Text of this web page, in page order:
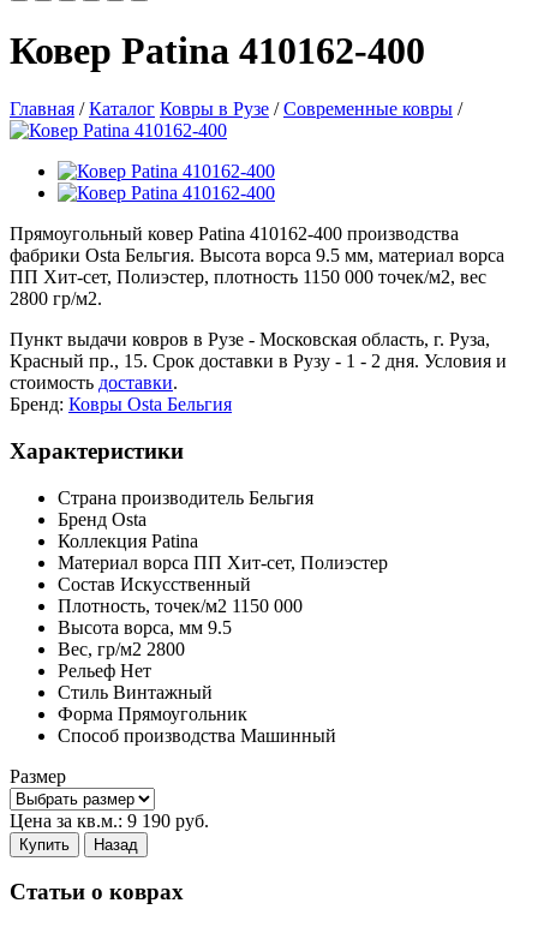
Ковер Patina 410162-400
Главная / Каталог Ковры в Рузе / Современные ковры /
Прямоугольный ковер Patina 410162-400 производства
фабрики Osta Бельгия. Высота ворса 9.5 мм, материал ворса
ПП Хит-сет, Полиэстер, плотность 1150 000 точек/м2, вес
2800 гр/м2.
Пункт выдачи ковров в Рузе - Московская область, г. Руза,
Красный пр., 15. Срок доставки в Рузу - 1 - 2 дня. Условия и
стоимость доставки.
Бренд: Ковры Osta Бельгия
Характеристики
Страна производитель Бельгия
Бренд Osta
Коллекция Patina
Материал ворса ПП Хит-сет, Полиэстер
Состав Искусственный
Плотность, точек/м2 1150 000
Высота ворса, мм 9.5
Вес, гр/м2 2800
Рельеф Нет
Стиль Винтажный
Форма Прямоугольник
Способ производства Машинный
Размер
Цена за кв.м.: 9 190 руб.
Купить Назад
Статьи о коврах